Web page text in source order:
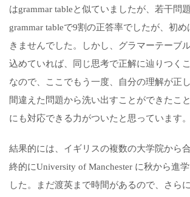
はgrammar tableと似ていましたが、若干問
grammar tableで9割の正答率でしたが、初
きませんでした。しかし、グラマーテーブ
込めていれば、同じ思考で正解に辿りつく
なので、ここでもう一度、自分の理解が正
間違えた問題から洗い出すことができたこ
にも対応できる力がついたと思っています。
結果的には、イギリスの複数の大学院から
終的にUniversity of Manchester に秋から進
した。まだ渡英まで時間があるので、さら